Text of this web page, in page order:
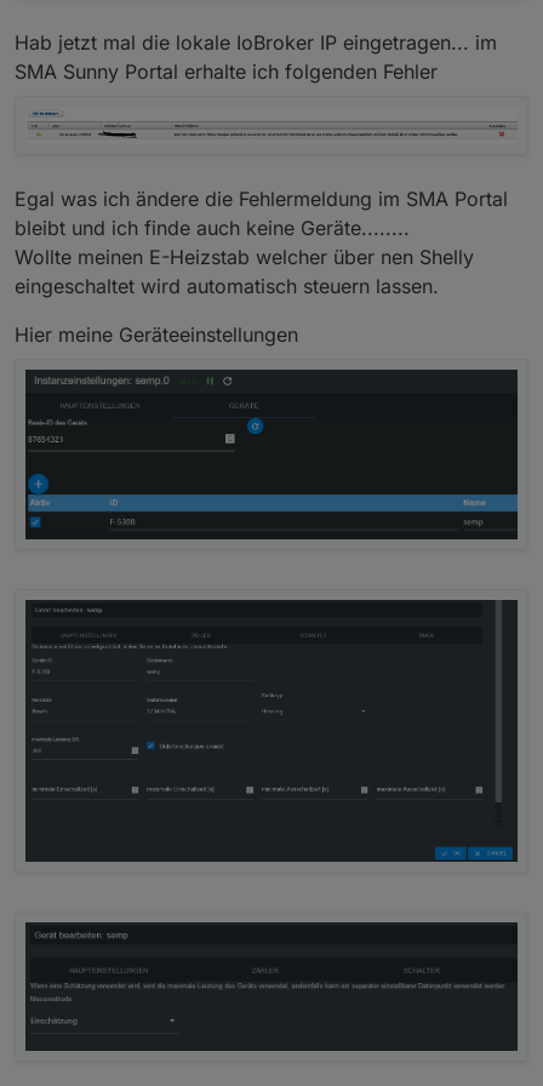
Hab jetzt mal die lokale IoBroker IP eingetragen... im
SMA Sunny Portal erhalte ich folgenden Fehler
Egal was ich ändere die Fehlermeldung im SMA Portal
bleibt und ich finde auch keine Geräte........
Wollte meinen E-Heizstab welcher über nen Shelly
eingeschaltet wird automatisch steuern lassen.
Hier meine Geräteeinstellungen